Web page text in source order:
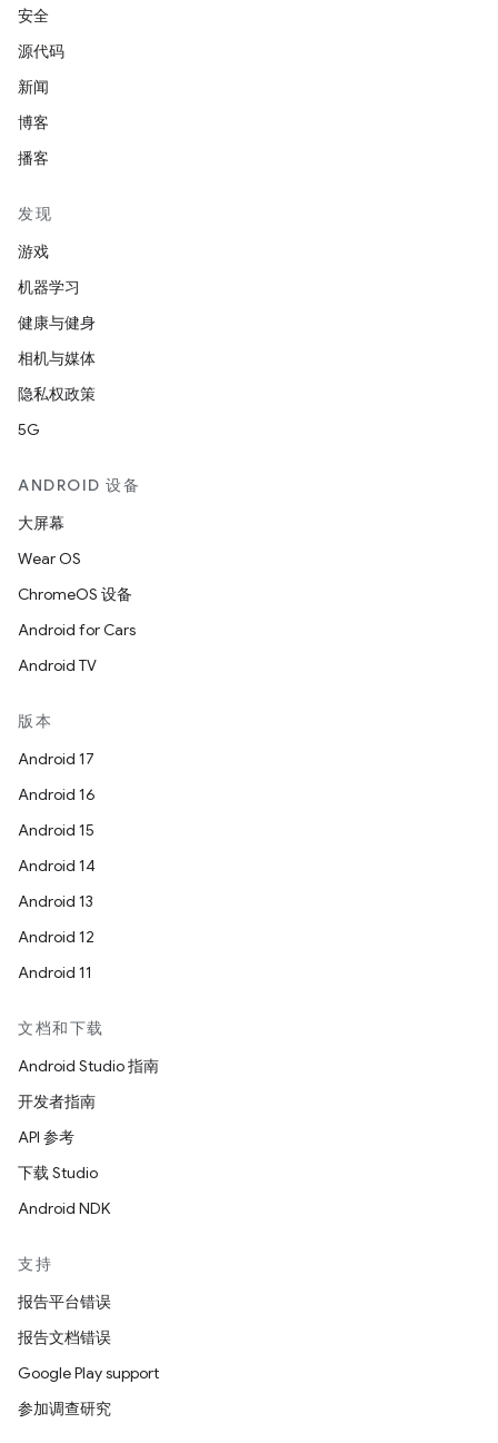
安全
源代码
新闻
博客
播客
发现
游戏
机器学习
健康与健身
相机与媒体
隐私权政策
5G
ANDROID 设备
大屏幕
Wear OS
ChromeOS 设备
Android for Cars
Android TV
版本
Android 17
Android 16
Android 15
Android 14
Android 13
Android 12
Android 11
文档和下载
Android Studio 指南
开发者指南
API 参考
下载 Studio
Android NDK
支持
报告平台错误
报告文档错误
Google Play support
参加调查研究